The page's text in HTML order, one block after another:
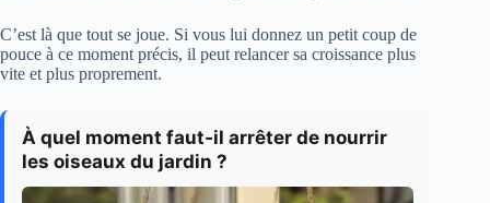
C’est là que tout se joue. Si vous lui donnez un petit coup de
pouce à ce moment précis, il peut relancer sa croissance plus
vite et plus proprement.
À quel moment faut‑il arrêter de nourrir
les oiseaux du jardin ?